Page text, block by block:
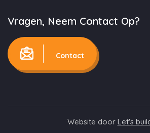
Vragen, Neem Contact Op?
Contact
Website door Let's